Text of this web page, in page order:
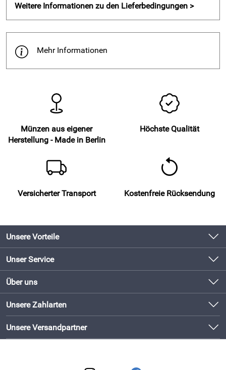
Weitere Informationen zu den Lieferbedingungen >
Mehr Informationen
Münzen aus eigener
Herstellung - Made in Berlin
Höchste Qualität
Versicherter Transport Kostenfreie Rücksendung
Unsere Vorteile
Produkte original und direkt vom Hersteller
Bewährte Qualität
Bestellen und direkt beim Hersteller abholen!
Unser Service
Kontakt
Newsletter
Lieferbedingungen
Kundenlogin
Über uns
Unsere Bestseller
Neu
Unsere Zahlarten
Unsere Versandpartner